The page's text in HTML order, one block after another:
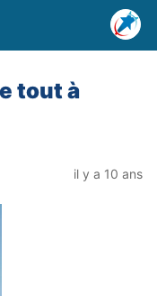
tout à
il y a 10 ans